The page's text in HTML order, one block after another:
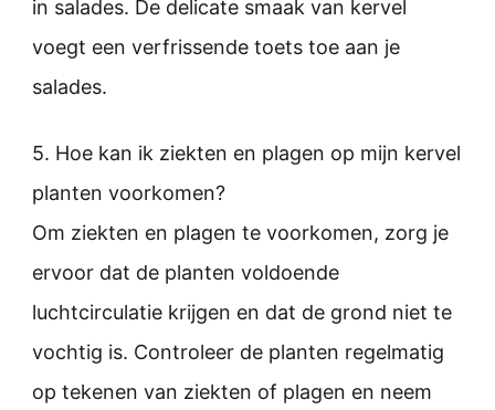
in salades. De delicate smaak van kervel
voegt een verfrissende toets toe aan je
salades.
5. Hoe kan ik ziekten en plagen op mijn kervel
planten voorkomen?
Om ziekten en plagen te voorkomen, zorg je
ervoor dat de planten voldoende
luchtcirculatie krijgen en dat de grond niet te
vochtig is. Controleer de planten regelmatig
op tekenen van ziekten of plagen en neem